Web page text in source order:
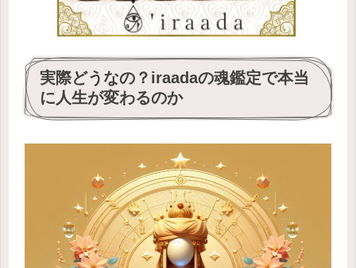
実際どうなの？iraadaの魂鑑定で本当
に人生が変わるのか